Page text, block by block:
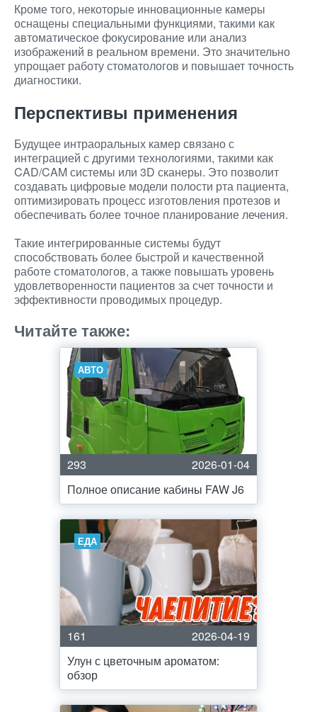
Кроме того, некоторые инновационные камеры
оснащены специальными функциями, такими как
автоматическое фокусирование или анализ
изображений в реальном времени. Это значительно
упрощает работу стоматологов и повышает точность
диагностики.
Перспективы применения
Будущее интраоральных камер связано с
интеграцией с другими технологиями, такими как
CAD/CAM системы или 3D сканеры. Это позволит
создавать цифровые модели полости рта пациента,
оптимизировать процесс изготовления протезов и
обеспечивать более точное планирование лечения.
Такие интегрированные системы будут
способствовать более быстрой и качественной
работе стоматологов, а также повышать уровень
удовлетворенности пациентов за счет точности и
эффективности проводимых процедур.
Читайте также:
АВТО
293
2026-01-04
Полное описание кабины FAW J6
ЕДА
161
2026-04-19
Улун с цветочным ароматом:
обзор